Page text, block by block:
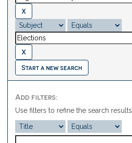
Start a new search
Add filters:
Use filters to refine the search results.